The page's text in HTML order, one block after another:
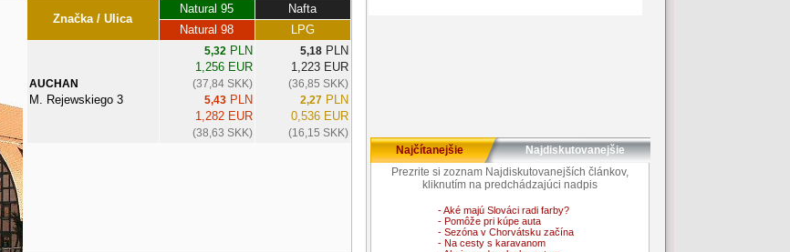
Značka / Ulica
Natural 95 Nafta
Natural 98 LPG
AUCHAN
M. Rejewskiego 3
5,32 PLN
1,256 EUR
(37,84 SKK)
5,43PLN
1,282 EUR
(38,63 SKK)
5,18PLN
1,223 EUR
(36,85 SKK)
2,27PLN
0,536 EUR
(16,15 SKK)
Najčítanejšie
Najdiskutovanejšie
Prezrite si zoznam Najdiskutovanejších článkov,
kliknutím na predchádzajúci nadpis
- Aké majú Slováci radi farby?
- Pomôže pri kúpe auta
- Sezóna v Chorvátsku začína
- Na cesty s karavanom